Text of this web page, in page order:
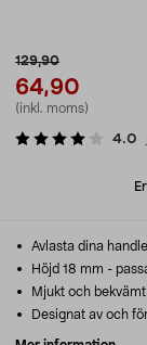
129,90
64,90
(inkl. moms)
4.0
Avlasta dina
Höjd 18 mm -
Mjukt och
Designat av och